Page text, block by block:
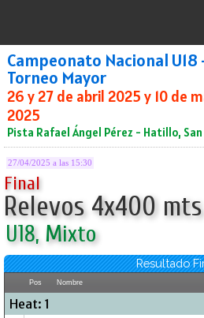
Campeonato Nacional U18
Torneo Mayor
26 y 27 de abril 2025 y 10 de
2025
Pista Rafael Ángel Pérez - Hatillo, San
27/04/2025 a las 15:30
Final
Relevos 4x400
U18, Mixto
Resultado
Pos Nombre
Heat: 1